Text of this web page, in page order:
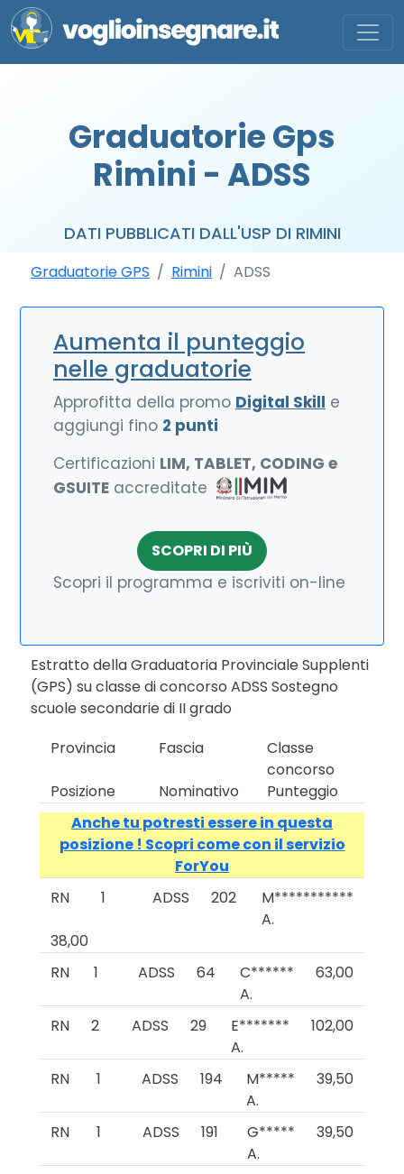
Graduatorie Gps
Rimini - ADSS
DATI PUBBLICATI DALL'USP DI RIMINI
Graduatorie GPS Rimini ADSS
Aumenta il punteggio
nelle graduatorie
Approfitta della promo Digital Skill e
aggiungi fino 2 punti
Certificazioni LIM, TABLET, CODING e
GSUITE accreditate
SCOPRI DI PIÙ
Scopri il programma e iscriviti on-line
Estratto della Graduatoria Provinciale Supplenti
(GPS) su classe di concorso ADSS Sostegno
scuole secondarie di II grado
Provincia
Fascia
Classe
concorso
Posizione
Nominativo
Punteggio
Anche tu potresti essere in questa
posizione ! Scopri come con il servizio
ForYou
RN
1 ADSS 202
M***********
A.
38,00
RN
1 ADSS 64
C******
A.
63,00
RN 2 ADSS 29
E*******
A.
102,00
RN 1 ADSS 194
M*****
A.
39,50
RN 1 ADSS 191
G*****
A.
39,50